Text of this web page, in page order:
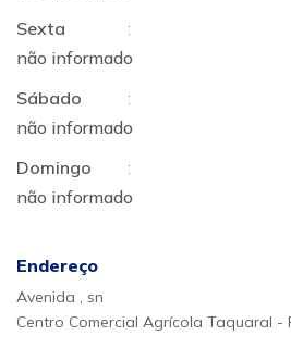
Sexta
:
não informado
Sábado
:
não informado
Domingo
:
não informado
Endereço
Avenida , sn
Centro Comercial Agrícola Taquaral -